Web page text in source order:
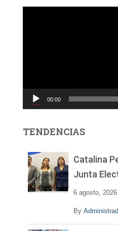
c
d
00:00
TENDENCIAS
Catalina
Junta
6 agosto, 2026
By